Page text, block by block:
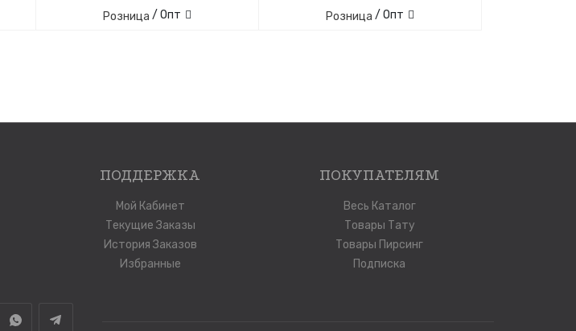
Розница / Опт Розница / Опт
ПОДДЕРЖКА
Мой Кабинет
Текущие Заказы
История Заказов
Избранные
ПОКУПАТЕЛЯМ
Весь Каталог
Товары Тату
Товары Пирсинг
Подписка